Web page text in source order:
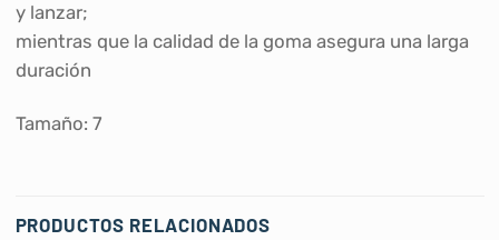
y lanzar;
mientras que la calidad de la goma asegura una larga
duración
Tamaño: 7
PRODUCTOS RELACIONADOS